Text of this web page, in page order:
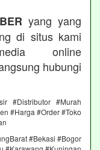
yang yang
di situs kami
online
hubungi
#Distributor #Murah
#Harga #Order #Toko
#Bekasi #Bogor